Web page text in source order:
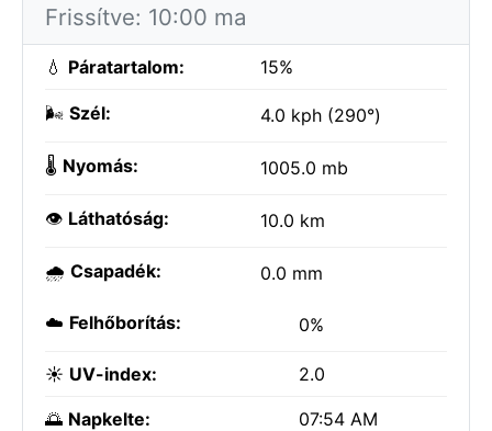
Frissítve: 10:00 ma
💧 Páratartalom: 15%
🌬️ Szél: 4.0 kph (290°)
🌡️ Nyomás: 1005.0 mb
👁️ Láthatóság: 10.0 km
🌧️ Csapadék: 0.0 mm
☁️ Felhőborítás: 0%
☀️ UV-index: 2.0
🌅 Napkelte: 07:54 AM